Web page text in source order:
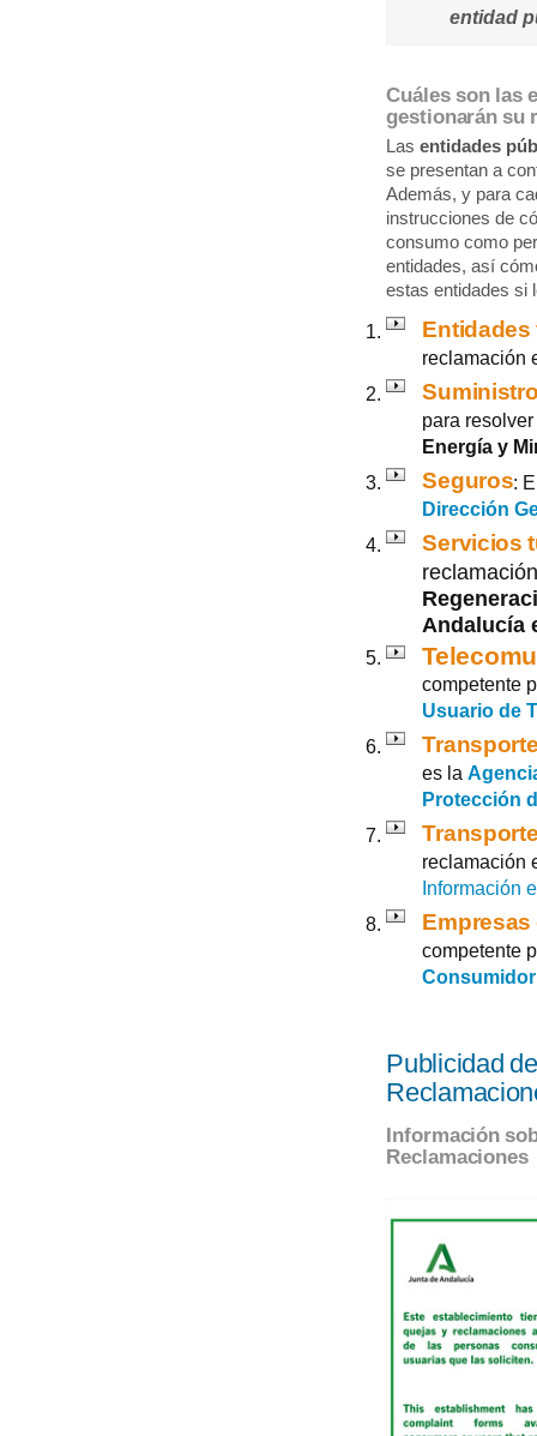
entidad
Cuáles son las
gestionarán su
Lasentidades
se presentan a
Además, y para
instrucciones de
consumo como
entidades, así
estas entidades si
reclamación
para
Energía y
Seguros:
Dirección
Servicios
Andalucía
competente
Usuario de
es la
Protección
reclamación
Información
Empresas
competente
Consumidor
Publicidad
Información
Reclamaciones